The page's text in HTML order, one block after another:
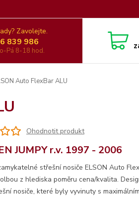
Zavolejte.
839 986
Pá 8-18 hod.
Auto FlexBar ALU
Ohodnotit produkt
JUMPY r.v. 1997 - 2006
střešní nosiče ELSON Auto
z hlediska poměru cena/kvalita.
nosiče, které byly vyvinuty s